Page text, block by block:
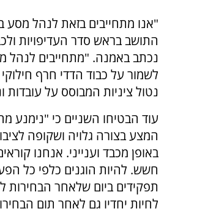
"אנו מתחייבים בזאת לנהל מסע
התושב בראש סדר העדיפויות
נכתב באמנה. "מתחייבים לנהל
לשמור על כבוד הדדי חרף
נטול ציניות המבוסס על עובדות
עוד הבטיחו השניים כי "נימנע
המצע בצורה גלויה ושקופה
באופן מכבד וענייני. אנחנו
חשש. להיות הוגנים כלפי כל
תפקידים ביום שלאחר הבחירות
לחיות יחדיו גם לאחר תום